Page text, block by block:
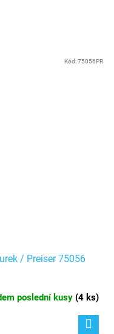
/ Preiser 75056
poslední kusy (4 ks)
Kód:75056PR